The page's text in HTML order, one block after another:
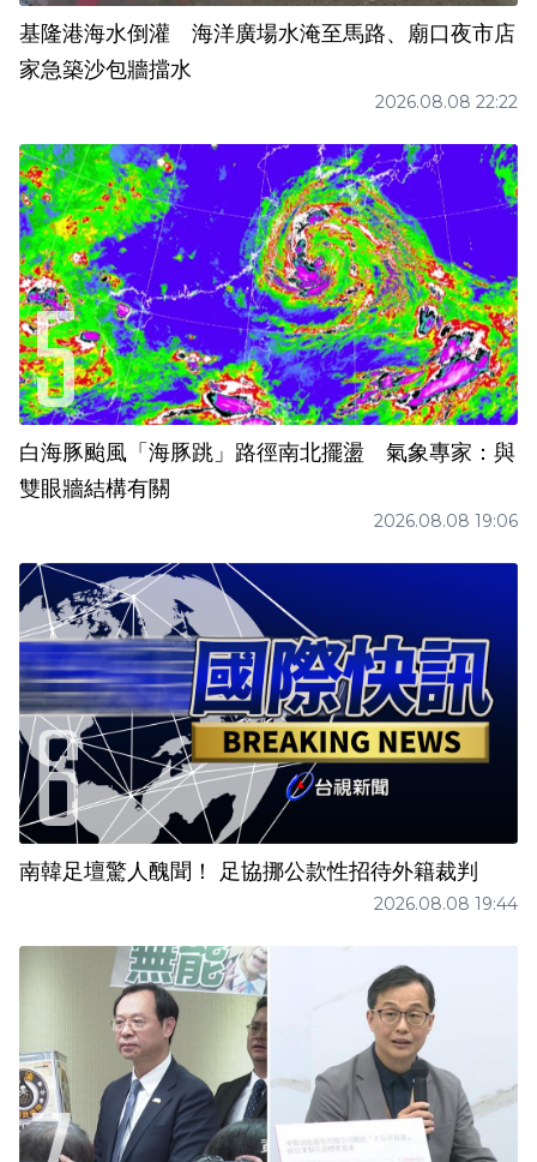
基隆港海水倒灌 海洋廣場水淹至馬路、廟口夜市店
家急築沙包牆擋水
2026.08.08 22:22
白海豚颱風「海豚跳」路徑南北擺盪 氣象專家：與
雙眼牆結構有關
2026.08.08 19:06
南韓足壇驚人醜聞！ 足協挪公款性招待外籍裁判
2026.08.08 19:44